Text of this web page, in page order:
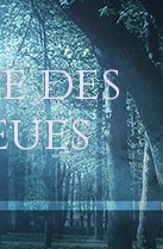
des